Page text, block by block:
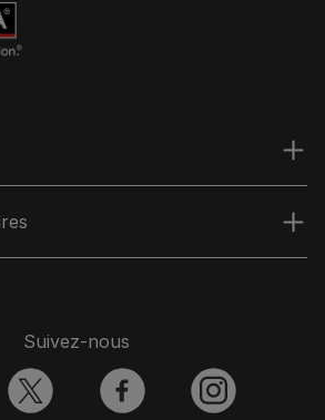
Suivez-nous
twitter facebook instagram